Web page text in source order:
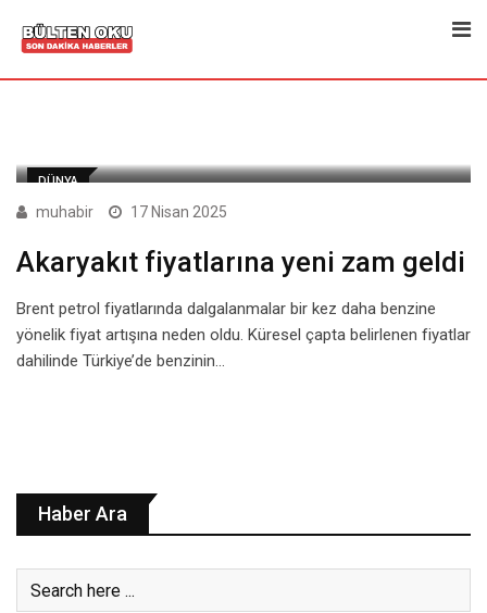
DÜNYA
muhabir 17 Nisan 2025
Akaryakıt fiyatlarına yeni zam geldi
Brent petrol fiyatlarında dalgalanmalar bir kez daha benzine
yönelik fiyat artışına neden oldu. Küresel çapta belirlenen fiyatlar
dahilinde Türkiye’de benzinin…
Haber Ara